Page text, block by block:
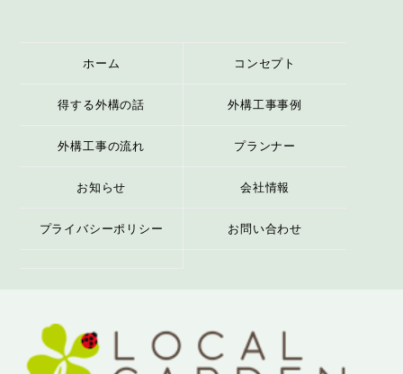
ホーム コンセプト
得する外構の話 外構工事事例
外構工事の流れ プランナー
お知らせ 会社情報
プライバシーポリシー お問い合わせ